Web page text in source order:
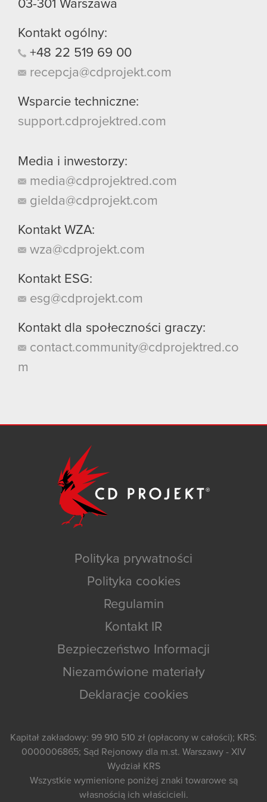
03-301 Warszawa
Kontakt ogólny:
+48 22 519 69 00
recepcja@cdprojekt.com
Wsparcie techniczne:
support.cdprojektred.com
Media i inwestorzy:
media@cdprojektred.com
gielda@cdprojekt.com
Kontakt WZA:
wza@cdprojekt.com
Kontakt ESG:
esg@cdprojekt.com
Kontakt dla społeczności graczy:
contact.community@cdprojektred.co
m
Polityka prywatności
Polityka cookies
Regulamin
Kontakt IR
Bezpieczeństwo Informacji
Niezamówione materiały
Deklaracje cookies
Kapitał zakładowy: 99 910 510 zł (opłacony w całości); KRS:
0000006865; Sąd Rejonowy dla m.st. Warszawy - XIV
Wydział KRS
Wszystkie wymienione poniżej znaki towarowe są
własnością ich właścicieli.